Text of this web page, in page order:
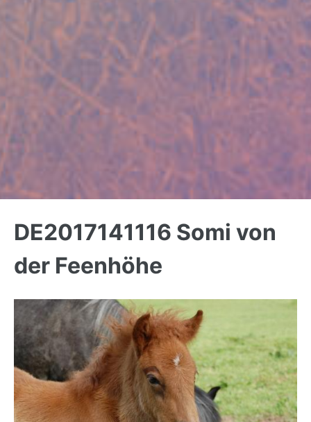
to
top
DE2017141116 Somi von
der Feenhöhe